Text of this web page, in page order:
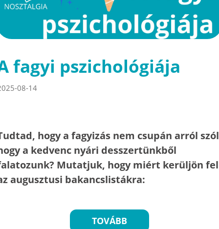
fagyi pszichológiája
08-14
hogy a fagyizás nem csupán arról
a kedvenc nyári desszertünkből
Mutatjuk, hogy miért kerüljön fel
augusztusi bakancslistákra:
TOVÁBB